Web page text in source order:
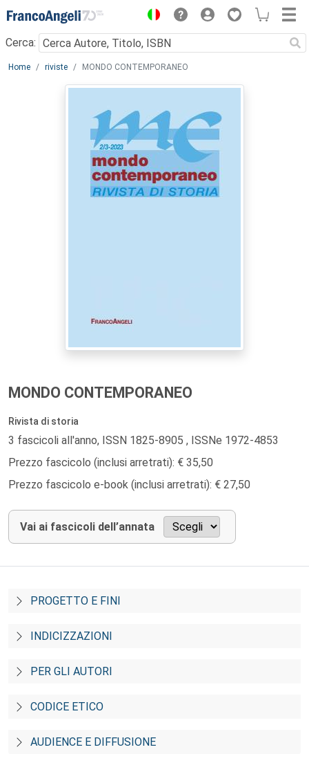
Menu
Cerca:
Main content
Home riviste MONDO CONTEMPORANEO
MONDO CONTEMPORANEO
Rivista di storia
3 fascicoli all'anno, ISSN 1825-8905 , ISSNe 1972-4853
Prezzo fascicolo (inclusi arretrati): € 35,50
Prezzo fascicolo e-book (inclusi arretrati): € 27,50
Vai ai fascicoli dell’annata
PROGETTO E FINI
INDICIZZAZIONI
PER GLI AUTORI
CODICE ETICO
AUDIENCE E DIFFUSIONE